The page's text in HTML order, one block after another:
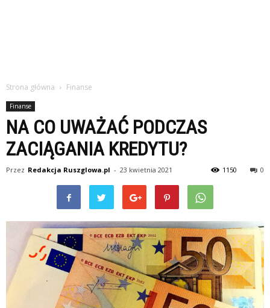
Strona główna Finanse
Finanse
NA CO UWAŻAĆ PODCZAS
ZACIĄGANIA KREDYTU?
Przez Redakcja Ruszglowa.pl - 23 kwietnia 2021 0
1150